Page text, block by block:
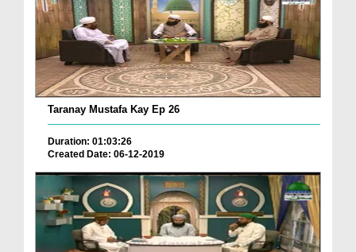
Taranay Mustafa Kay Ep 26
Duration: 01:03:26
Created Date: 06-12-2019